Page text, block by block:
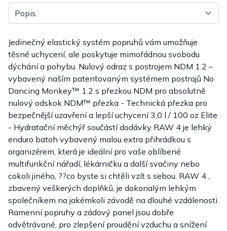
Vyberte tab
Jedinečný elastický systém popruhů vám umožňuje
těsné uchycení, ale poskytuje mimořádnou svobodu
dýchání a pohybu. Nulový odraz s postrojem NDM 1.2 –
vybavený naším patentovaným systémem postrojů No
Dancing Monkey™ 1.2 s přezkou NDM pro absolutně
nulový odskok NDM™ přezka - Technická přezka pro
bezpečnější uzavření a lepší uchycení 3,0 l / 100 oz Elite
- Hydratační měchýř součástí dodávky RAW 4 je lehký
enduro batoh vybavený malou extra přihrádkou s
organizérem, která je ideální pro vaše oblíbené
multifunkční nářadí, lékárničku a další svačiny nebo
cokoli jiného, ??co byste si chtěli vzít s sebou. RAW 4 ,
zbavený veškerých doplňků, je dokonalým lehkým
společníkem na jakémkoli závodě na dlouhé vzdálenosti.
Ramenní popruhy a zádový panel jsou dobře
odvětrávané, pro zlepšení proudění vzduchu a snížení